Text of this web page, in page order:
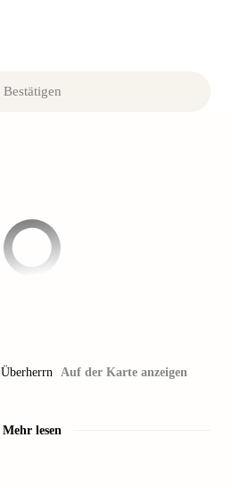
Bestätigen
Überherrn Auf der Karte anzeigen
Mehr lesen